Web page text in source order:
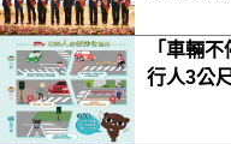
「車輛
行人3公